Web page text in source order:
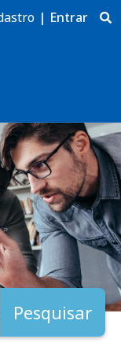
| Entrar
Pesquisar